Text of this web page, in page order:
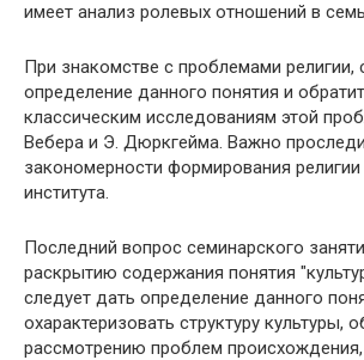
имеет анализ ролевых отношений в
При знакомстве с проблемами религии,
определение данного понятия и
классическим исследованиям этой
Вебера и Э. Дюркгейма. Важно
закономерности формирования
института.
Последний вопрос семинарского
раскрытию содержания понятия
следует дать определение данного
охарактеризовать структуру культуры,
рассмотрению проблем происхождения,